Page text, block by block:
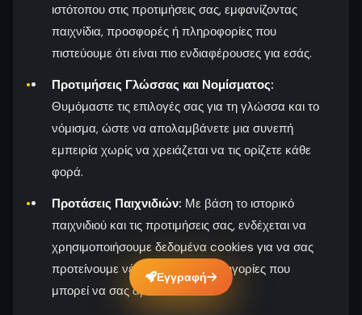
ιστότοπου στις προτιμήσεις σας, εμφανίζοντας
παιχνίδια, προσφορές ή πληροφορίες που
πιστεύουμε ότι είναι πιο ενδιαφέρουσες για εσάς.
Προτιμήσεις Γλώσσας και Νομίσματος:
Θυμόμαστε τις επιλογές σας για τη γλώσσα και το
νόμισμα, ώστε να απολαμβάνετε μια συνεπή
εμπειρία χωρίς να χρειάζεται να τις ορίζετε κάθε
φορά.
Προτάσεις Παιχνιδιών: Με βάση το ιστορικό
παιχνιδιού και τις προτιμήσεις σας, ενδέχεται να
χρησιμοποιήσουμε δεδομένα cookies για να σας
προτείνουμε νέα παιχνίδια ή κατηγορίες που
μπορεί να σας αρέσουν.
Εγγραφή